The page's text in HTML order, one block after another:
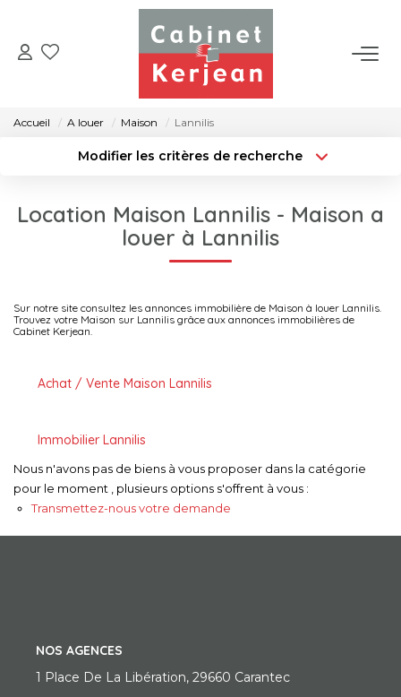
ACHETER
NOS AGENCES
CONTACT
Accueil A louer Maison Lannilis
Modifier les critères de recherche
Type de bien
Rayon
Location Maison Lannilis - Maison a
louer à Lannilis
Sur notre site consultez les annonces immobilière de Maison à louer Lannilis.
Trouvez votre Maison sur Lannilis grâce aux annonces immobilières de
Cabinet Kerjean.
Achat / Vente Maison Lannilis
Immobilier Lannilis
Nous n'avons pas de biens à vous proposer dans la catégorie
pour le moment , plusieurs options s'offrent à vous :
Transmettez-nous votre demande
NOS AGENCES
1 Place De La Libération, 29660 Carantec